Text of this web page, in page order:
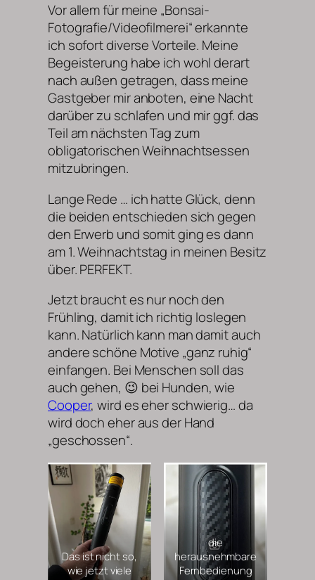
Vor allem für meine „Bonsai-
Fotografie/Videofilmerei“ erkannte
ich sofort diverse Vorteile. Meine
Begeisterung habe ich wohl derart
nach außen getragen, dass meine
Gastgeber mir anboten, eine Nacht
darüber zu schlafen und mir ggf. das
Teil am nächsten Tag zum
obligatorischen Weihnachtsessen
mitzubringen.
Lange Rede … ich hatte Glück, denn
die beiden entschieden sich gegen
den Erwerb und somit ging es dann
am 1. Weihnachtstag in meinen Besitz
über. PERFEKT.
Jetzt braucht es nur noch den
Frühling, damit ich richtig loslegen
kann. Natürlich kann man damit auch
andere schöne Motive „ganz ruhig“
einfangen. Bei Menschen soll das
auch gehen, 😉 bei Hunden, wie
Cooper, wird es eher schwierig… da
wird doch eher aus der Hand
„geschossen“.
Das ist nicht so,
wie jetzt viele
die
herausnehmbare
Fernbedienung